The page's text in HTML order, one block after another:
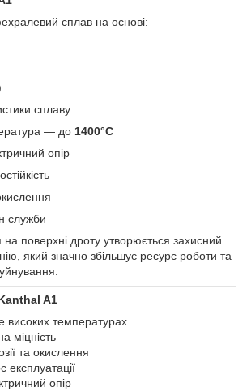
сплав на основі:
сплаву:
— до 1400°C
опір
служби
на поверхні дроту утворюється захисний
який значно збільшує ресурс роботи та
A1
високих температурах
міцність
та окислення
опір